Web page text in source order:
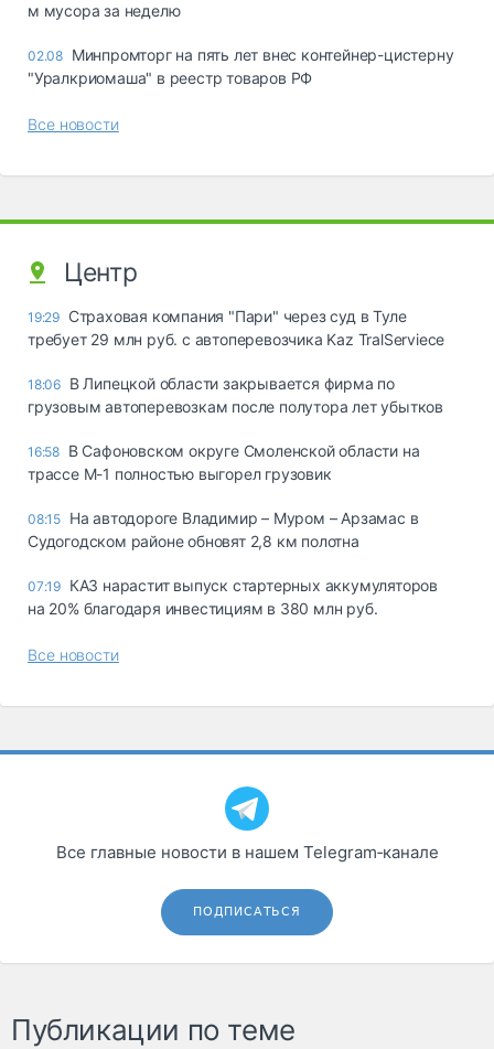
м мусора за неделю
02.08 Минпромторг на пять лет внес контейнер-цистерну
"Уралкриомаша" в реестр товаров РФ
Все новости
Центр
19:29 Страховая компания "Пари" через суд в Туле
требует 29 млн руб. с автоперевозчика Kaz TralServiece
18:06 В Липецкой области закрывается фирма по
грузовым автоперевозкам после полутора лет убытков
16:58 В Сафоновском округе Смоленской области на
трассе М-1 полностью выгорел грузовик
08:15 На автодороге Владимир – Муром – Арзамас в
Судогодском районе обновят 2,8 км полотна
07:19 КАЗ нарастит выпуск стартерных аккумуляторов
на 20% благодаря инвестициям в 380 млн руб.
Все новости
Все главные новости в нашем Telegram‑канале
ПОДПИСАТЬСЯ
Публикации по теме